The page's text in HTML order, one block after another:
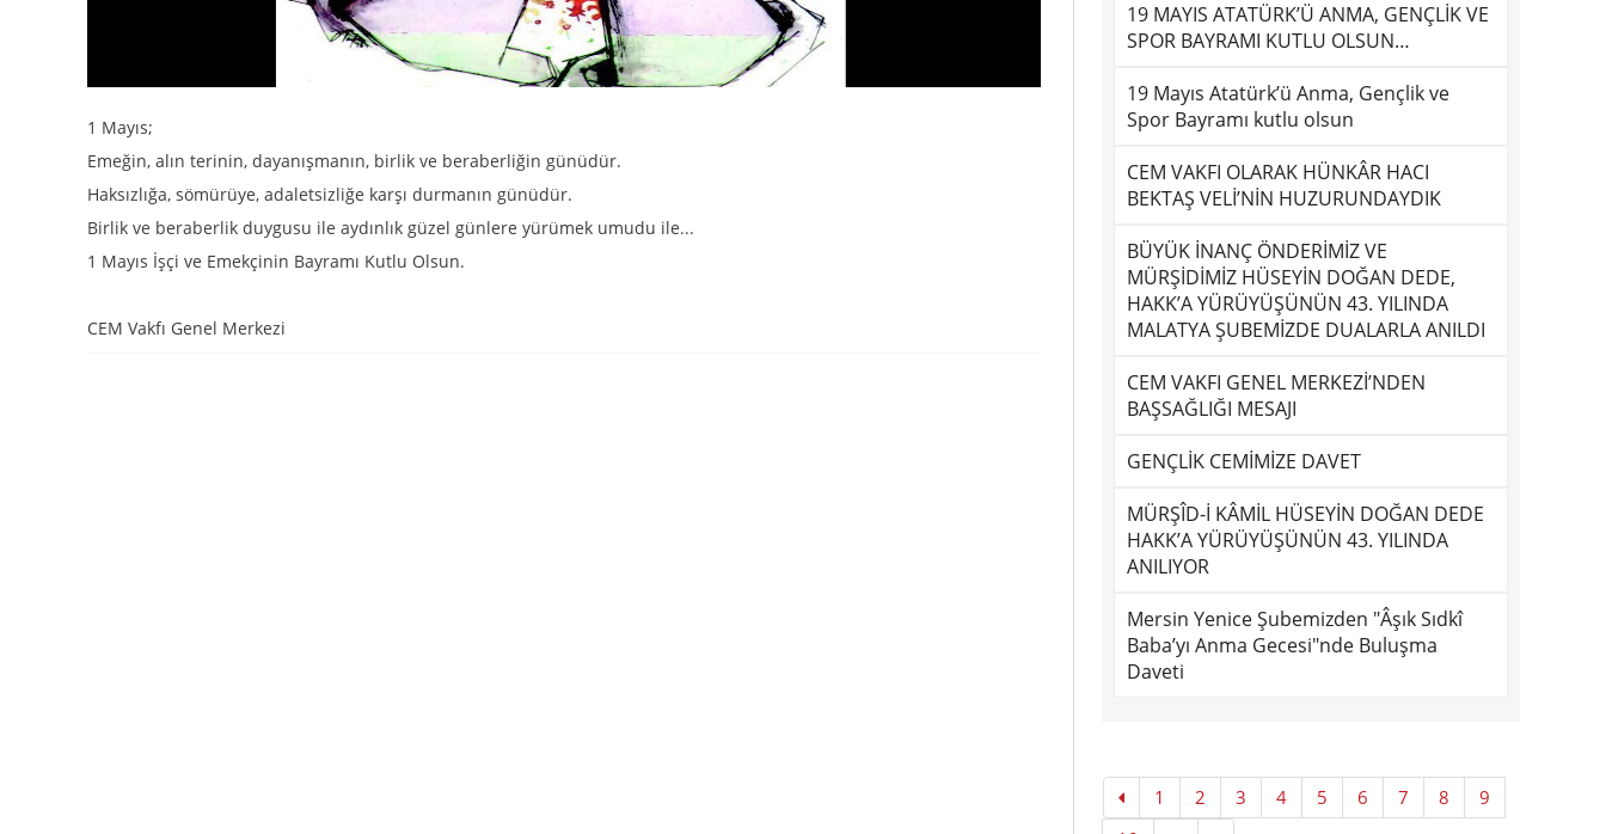
1 Mayıs;
Emeğin, alın terinin, dayanışmanın, birlik ve beraberliğin günüdür.
Haksızlığa, sömürüye, adaletsizliğe karşı durmanın günüdür.
Birlik ve beraberlik duygusu ile aydınlık güzel günlere yürümek umudu ile...
1 Mayıs İşçi ve Emekçinin Bayramı Kutlu Olsun.
CEM Vakfı Genel Merkezi
19 MAYIS ATATÜRK’Ü ANMA, GENÇLİK VE
SPOR BAYRAMI KUTLU OLSUN…
19 Mayıs Atatürk’ü Anma, Gençlik ve
Spor Bayramı kutlu olsun
CEM VAKFI OLARAK HÜNKÂR HACI
BEKTAŞ VELİ’NİN HUZURUNDAYDIK
BÜYÜK İNANÇ ÖNDERİMİZ VE
MÜRŞİDİMİZ HÜSEYİN DOĞAN DEDE,
HAKK’A YÜRÜYÜŞÜNÜN 43. YILINDA
MALATYA ŞUBEMİZDE DUALARLA ANILDI
CEM VAKFI GENEL MERKEZİ’NDEN
BAŞSAĞLIĞI MESAJI
GENÇLİK CEMİMİZE DAVET
MÜRŞÎD-İ KÂMİL HÜSEYİN DOĞAN DEDE
HAKK’A YÜRÜYÜŞÜNÜN 43. YILINDA
ANILIYOR
Mersin Yenice Şubemizden "Âşık Sıdkî
Baba’yı Anma Gecesi"nde Buluşma
Daveti
1 2 3 4 5 6 7 8
9